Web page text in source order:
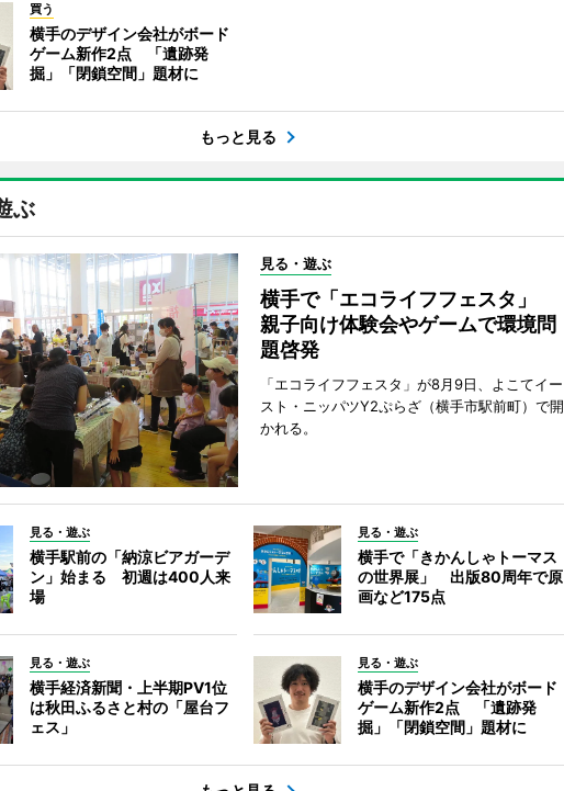
買う
横手のデザイン会社がボード
ゲーム新作2点 「遺跡発
掘」「閉鎖空間」題材に
もっと見る
ぶ
見る・遊ぶ
横手で「エコライフフェスタ」
親子向け体験会やゲームで環境問
題啓発
「エコライフフェスタ」が8月9日、よこてイー
スト・ニッパツY2ぷらざ（横手市駅前町）で開
かれる。
見る・遊ぶ
横手駅前の「納涼ビアガーデ
ン」始まる 初週は400人来
場
見る・遊ぶ
横手で「きかんしゃトーマス
の世界展」 出版80周年で原
画など175点
見る・遊ぶ
横手経済新聞・上半期PV1位
は秋田ふるさと村の「屋台フ
ェス」
見る・遊ぶ
横手のデザイン会社がボード
ゲーム新作2点 「遺跡発
掘」「閉鎖空間」題材に